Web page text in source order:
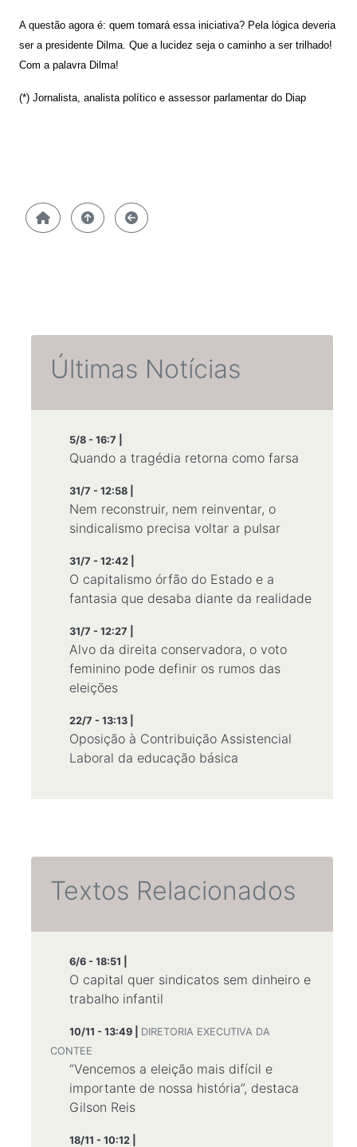
A questão agora é: quem tomará essa iniciativa? Pela lógica deveria
ser a presidente Dilma. Que a lucidez seja o caminho a ser trilhado!
Com a palavra Dilma!
(*) Jornalista, analista político e assessor parlamentar do Diap
Últimas Notícias
5/8 - 16:7 |
Quando a tragédia retorna como farsa
31/7 - 12:58 |
Nem reconstruir, nem reinventar, o
sindicalismo precisa voltar a pulsar
31/7 - 12:42 |
O capitalismo órfão do Estado e a
fantasia que desaba diante da realidade
31/7 - 12:27 |
Alvo da direita conservadora, o voto
feminino pode definir os rumos das
eleições
22/7 - 13:13 |
Oposição à Contribuição Assistencial
Laboral da educação básica
Textos Relacionados
6/6 - 18:51 |
O capital quer sindicatos sem dinheiro e
trabalho infantil
10/11 - 13:49 | DIRETORIA EXECUTIVA DA
CONTEE
“Vencemos a eleição mais difícil e
importante de nossa história”, destaca
Gilson Reis
18/11 - 10:12 |